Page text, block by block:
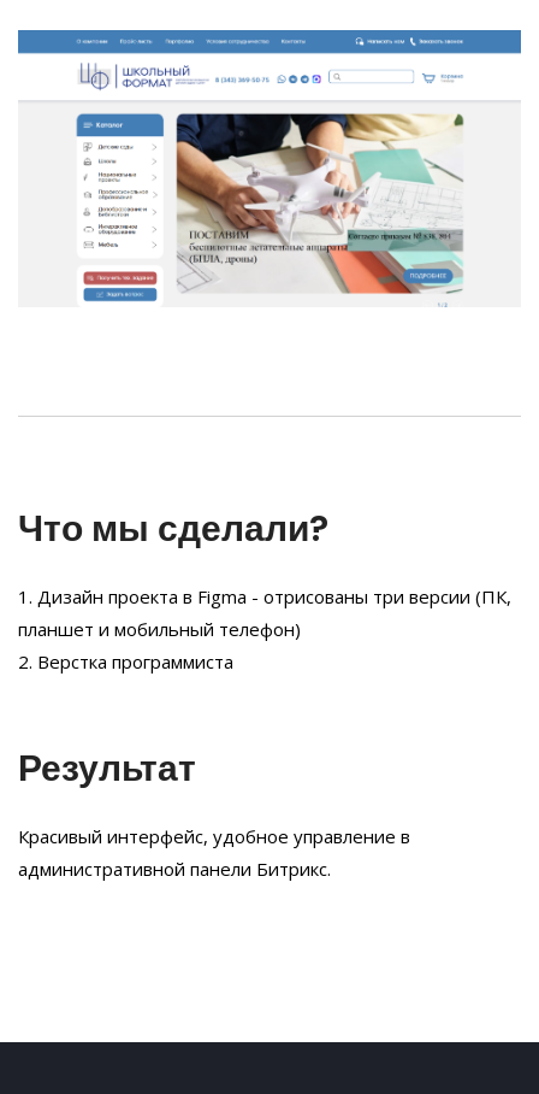
Что мы сделали?
1. Дизайн проекта в Figma - отрисованы три версии (ПК,
планшет и мобильный телефон)
2. Верстка программиста
Результат
Красивый интерфейс, удобное управление в
административной панели Битрикс.